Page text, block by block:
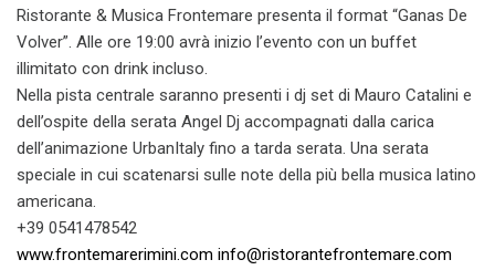
Ristorante & Musica Frontemare presenta il format “Ganas De
Volver”. Alle ore 19:00 avrà inizio l’evento con un buffet
illimitato con drink incluso.
Nella pista centrale saranno presenti i dj set di Mauro Catalini e
dell’ospite della serata Angel Dj accompagnati dalla carica
dell’animazione UrbanItaly fino a tarda serata. Una serata
speciale in cui scatenarsi sulle note della più bella musica latino
americana.
+39 0541478542
www.frontemarerimini.com info@ristorantefrontemare.com